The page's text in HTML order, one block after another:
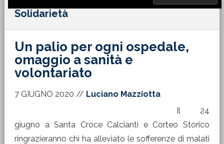
Solidarietà
Un palio per ogni ospedale,
omaggio a sanità e
volontariato
7 GIUGNO 2020 // Luciano Mazziotta
Il 24
giugno a Santa Croce Calcianti e Corteo Storico
ringrazieranno chi ha alleviato le sofferenze di malati